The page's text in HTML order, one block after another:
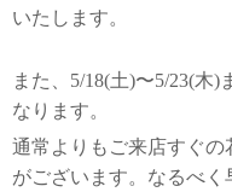
いたします。
また、5/18(土)〜5/23(木
なります。
通常よりもご来店すぐ
がございます。なるべ